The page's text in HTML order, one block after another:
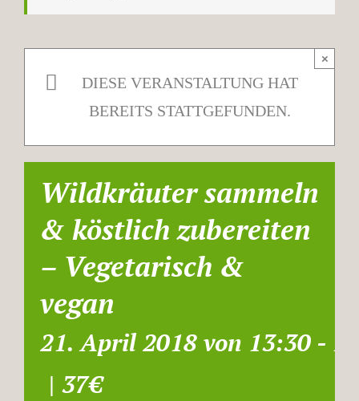
DIESE VERANSTALTUNG HAT
BEREITS STATTGEFUNDEN.
×
Wildkräuter sammeln
& köstlich zubereiten
– Vegetarisch &
vegan
21. April 2018 von 13:30 -
| 37€